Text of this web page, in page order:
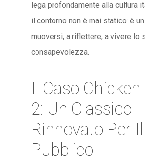
lega profondamente alla cultura
il contorno non è mai statico: è
muoversi, a riflettere, a vivere lo
consapevolezza.
Il Caso Chicken
2: Un Classico
Rinnovato Per Il
Pubblico